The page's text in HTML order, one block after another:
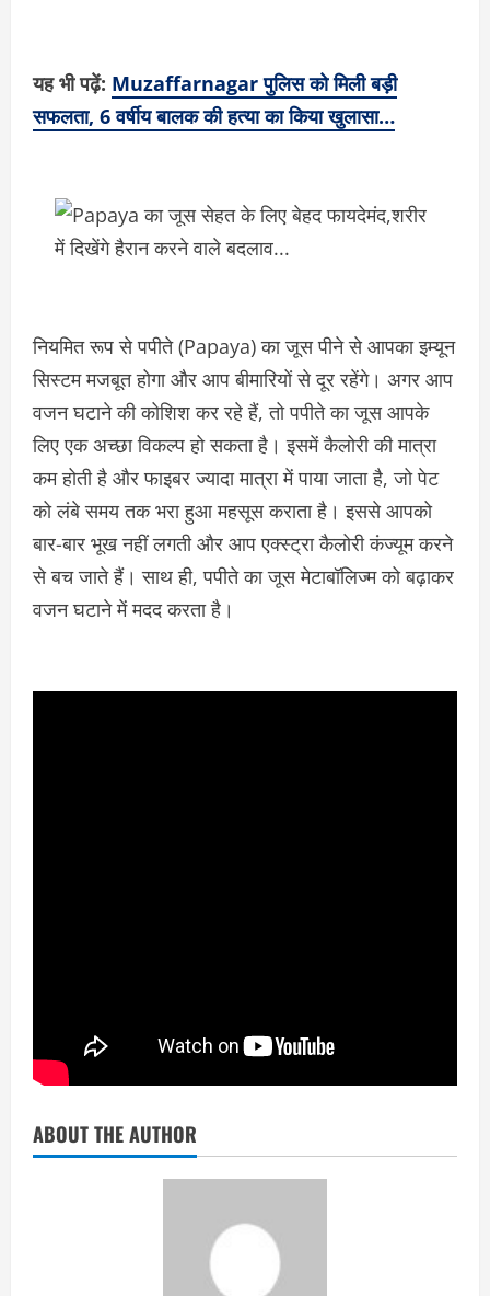
यह भी पढ़ें: Muzaffarnagar पुलिस को मिली बड़ी
सफलता, 6 वर्षीय बालक की हत्या का किया खुलासा…
नियमित रूप से पपीते (Papaya) का जूस पीने से आपका इम्यून
सिस्टम मजबूत होगा और आप बीमारियों से दूर रहेंगे। अगर आप
वजन घटाने की कोशिश कर रहे हैं, तो पपीते का जूस आपके
लिए एक अच्छा विकल्प हो सकता है। इसमें कैलोरी की मात्रा
कम होती है और फाइबर ज्यादा मात्रा में पाया जाता है, जो पेट
को लंबे समय तक भरा हुआ महसूस कराता है। इससे आपको
बार-बार भूख नहीं लगती और आप एक्स्ट्रा कैलोरी कंज्यूम करने
से बच जाते हैं। साथ ही, पपीते का जूस मेटाबॉलिज्म को बढ़ाकर
वजन घटाने में मदद करता है।
ABOUT THE AUTHOR